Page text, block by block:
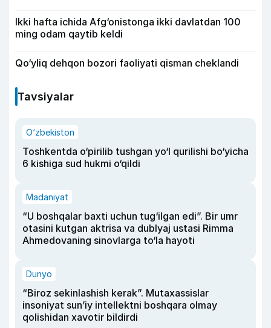
Ikki hafta ichida Afg‘onistonga ikki davlatdan 100
ming odam qaytib keldi
Qo‘yliq dehqon bozori faoliyati qisman cheklandi
Tavsiyalar
O‘zbekiston
Toshkentda o‘pirilib tushgan yo‘l qurilishi bo‘yicha
6 kishiga sud hukmi o‘qildi
Madaniyat
“U boshqalar baxti uchun tug‘ilgan edi”. Bir umr
otasini kutgan aktrisa va dublyaj ustasi Rimma
Ahmedovaning sinovlarga to‘la hayoti
Dunyo
“Biroz sekinlashish kerak”. Mutaxassislar
insoniyat sun’iy intellektni boshqara olmay
qolishidan xavotir bildirdi